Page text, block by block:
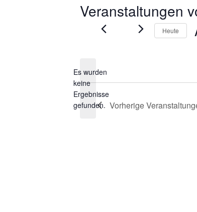
Veranstaltungen
Hinweis
Es wurden
keine
Ergebnisse
gefunden.
Heute
Vorherige